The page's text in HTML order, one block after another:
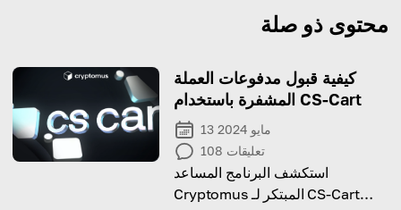
محتوى ذو صلة
كيفية قبول مدفوعات العملة
المشفرة باستخدام CS-Сart
13 مايو 2024
108 تعليقات
استكشف البرنامج المساعد
Cryptomus المبتكر لـ CS-Cart